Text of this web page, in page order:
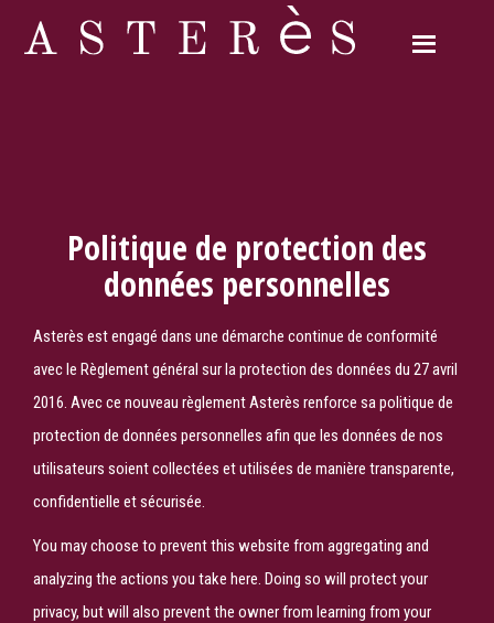
Politique de protection des
données personnelles
Asterès est engagé dans une démarche continue de conformité
avec le Règlement général sur la protection des données du 27 avril
2016. Avec ce nouveau règlement Asterès renforce sa politique de
protection de données personnelles afin que les données de nos
utilisateurs soient collectées et utilisées de manière transparente,
confidentielle et sécurisée.
You may choose to prevent this website from aggregating and
analyzing the actions you take here. Doing so will protect your
privacy, but will also prevent the owner from learning from your